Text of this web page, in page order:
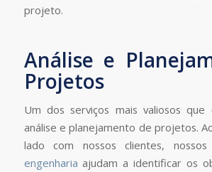
projeto.
Análise e
Projetos
Um dos serviços mais valiosos
análise e planejamento de projetos.
lado com nossos clientes,
engenharia ajudam a identificar os